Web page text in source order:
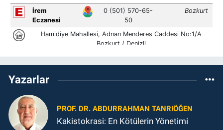
Yazarlar
PROF. DR. ABDURRAHMAN TANRIÖĞEN
Kakistokrasi: En Kötülerin Yönetimi